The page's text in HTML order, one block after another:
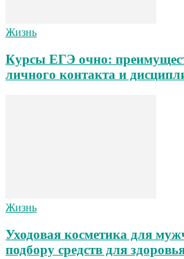
Жизнь
Курсы ЕГЭ очно:
личного контакта и
Жизнь
Уходовая косметика для
подбору средств для